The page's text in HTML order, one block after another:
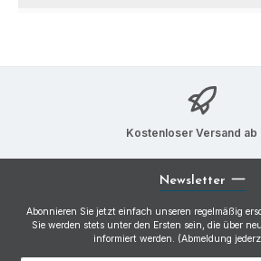
Kostenloser Versand ab
Newsletter
Abonnieren Sie jetzt einfach unseren regelmäßig
Sie werden stets unter den Ersten sein, die über
informiert werden. (Abmeldung